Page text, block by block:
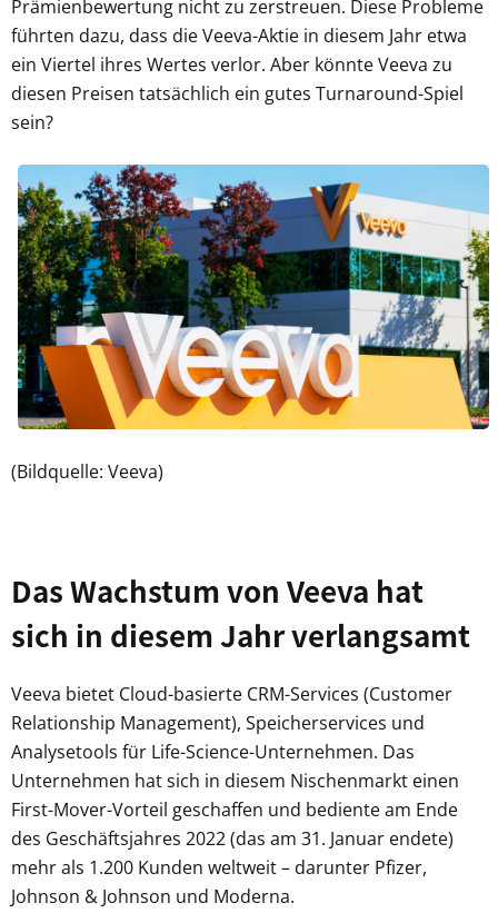
Prämienbewertung nicht zu zerstreuen. Diese Probleme
führten dazu, dass die Veeva-Aktie in diesem Jahr etwa
ein Viertel ihres Wertes verlor. Aber könnte Veeva zu
diesen Preisen tatsächlich ein gutes Turnaround-Spiel
sein?
(Bildquelle: Veeva)
Das Wachstum von Veeva hat
sich in diesem Jahr verlangsamt
Veeva bietet Cloud-basierte CRM-Services (Customer
Relationship Management), Speicherservices und
Analysetools für Life-Science-Unternehmen. Das
Unternehmen hat sich in diesem Nischenmarkt einen
First-Mover-Vorteil geschaffen und bediente am Ende
des Geschäftsjahres 2022 (das am 31. Januar endete)
mehr als 1.200 Kunden weltweit – darunter Pfizer,
Johnson & Johnson und Moderna.